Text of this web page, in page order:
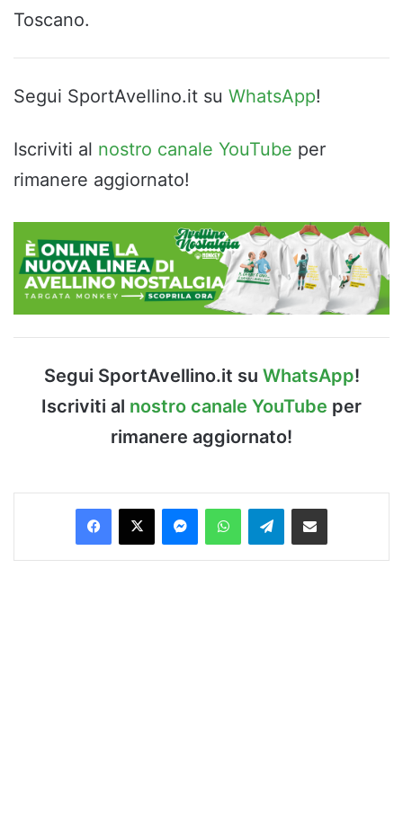
Toscano.
Segui SportAvellino.it su WhatsApp!
Iscriviti al nostro canale YouTube per
rimanere aggiornato!
Segui SportAvellino.it su WhatsApp!
Iscriviti al nostro canale YouTube per
rimanere aggiornato!
Facebook
X MessengerWhatsAppTelegramCondividi via Email